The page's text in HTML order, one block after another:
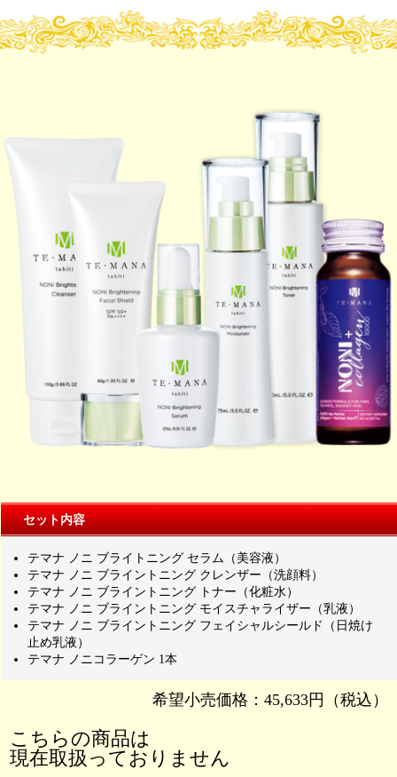
セット内容
テマナ ノニ ブライトニング セラム（美容液）
テマナ ノニ ブライントニング クレンザー（洗顔料）
テマナ ノニ ブライントニング トナー（化粧水）
テマナ ノニ ブライントニング モイスチャライザー（乳液）
テマナ ノニ ブライントニング フェイシャルシールド（日焼け
止め乳液）
テマナ ノニコラーゲン 1本
希望小売価格：45,633円（税込）
こちらの商品は
現在取扱っておりません